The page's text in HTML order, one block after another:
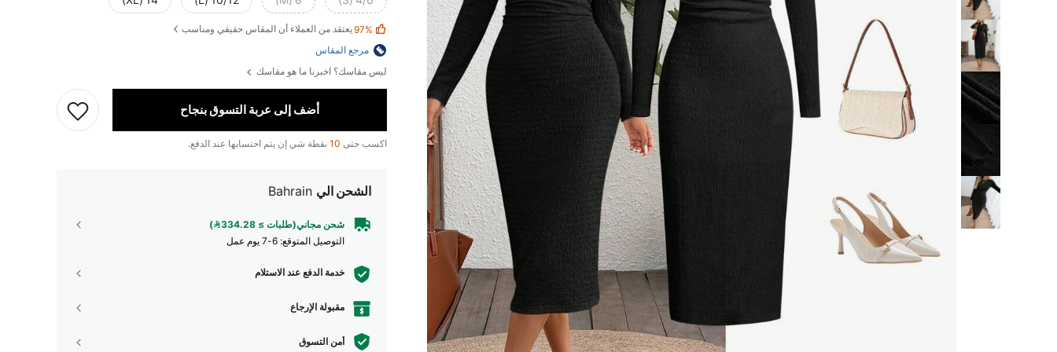
97%يعتقد من العملاء أن المقاس حقيقي ومناسب
مرجع المقاس
ليس مقاسك؟ اخبرنا ما هو مقاسك
أضف إلى عربة التسوق بنجاح
اكسب حتى 10 نقطة شي إن يتم احتسابها عند الدفع.
الشحن الي Bahrain
شحن مجاني(طلبات ≥ 334.28)
التوصيل المتوقع: 6-7 يوم عمل
خدمة الدفع عند الاستلام
مقبولة الإرجاع
أمن التسوق